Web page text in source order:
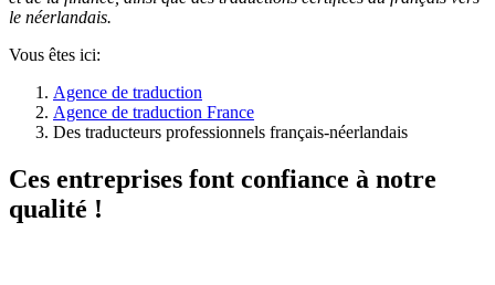
le néerlandais.
Vous êtes ici:
Agence de traduction
Agence de traduction France
Des traducteurs professionnels français-néerlandais
Ces entreprises font confiance à notre
qualité !